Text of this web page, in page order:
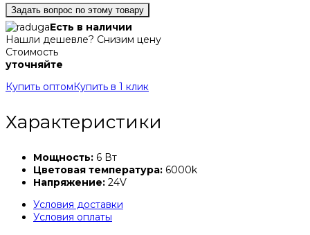
Задать вопрос по этому товару
Есть в наличии
Нашли дешевле? Снизим цену
Стоимость
уточняйте
Купить оптом Купить в 1 клик
Характеристики
Мощность: 6 Вт
Цветовая температура: 6000k
Напряжение: 24V
Условия доставки
Условия оплаты